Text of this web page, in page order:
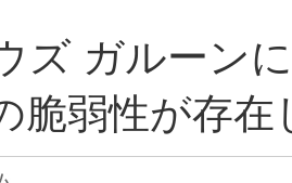
ズ ガルーン
脆弱性が存在